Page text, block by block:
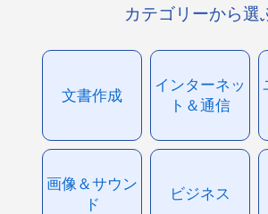
カテゴリーから選
文書作成
インターネッ
ト＆通信
画像＆サウン
ド
ビジネス